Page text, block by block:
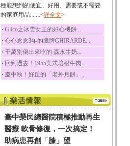
荔枝性質溫和所含的營
養素有醣類、檸檬酸...
五味子
五味子性質溫熱所含營
養成分有揮發油、檸...
草魚
草魚含有維生素A、維生
素C、及豐富的蛋白...
種能想到的便宜、好用、需要或不需要
的家庭用品.......<詳全文>
‧ Glico之冰雪女王的好心機餅...
‧ 心心念念3年的鷹牌GHIRARDE...
‧ 千萬別倒出來吃的 森永牛奶...
‧ 回到過去！1955美式培根牛肉...
‧ 慶中秋！好丘的「老外月餅」...
臺中榮民總醫院積極推動再生
醫療 軟骨修復，一次搞定！
助病患再創「膝」望